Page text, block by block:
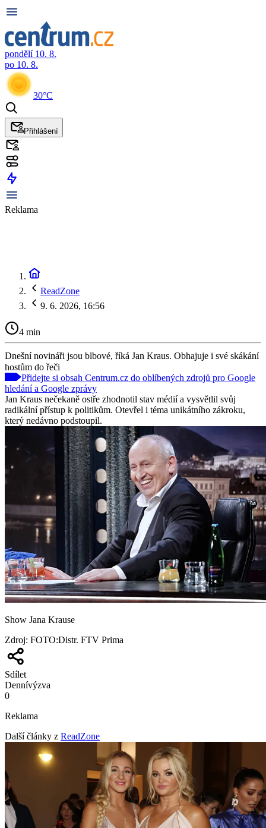
pondělí 10. 8.
po 10. 8.
30°C
Přihlášení
Reklama
ReadZone
9. 6. 2026, 16:56
4 min
Dnešní novináři jsou blbové, říká Jan Kraus. Obhajuje i své skákání
hostům do řeči
Přidejte si obsah Centrum.cz do oblíbených zdrojů pro Google
hledání a Google zprávy
Jan Kraus nečekaně ostře zhodnotil stav médií a vysvětlil svůj
radikální přístup k politikům. Otevřel i téma unikátního zákroku,
který nedávno podstoupil.
Show Jana Krause
Zdroj: FOTO:Distr. FTV Prima
Sdílet
Dennívýzva
0
Reklama
Další články z ReadZone